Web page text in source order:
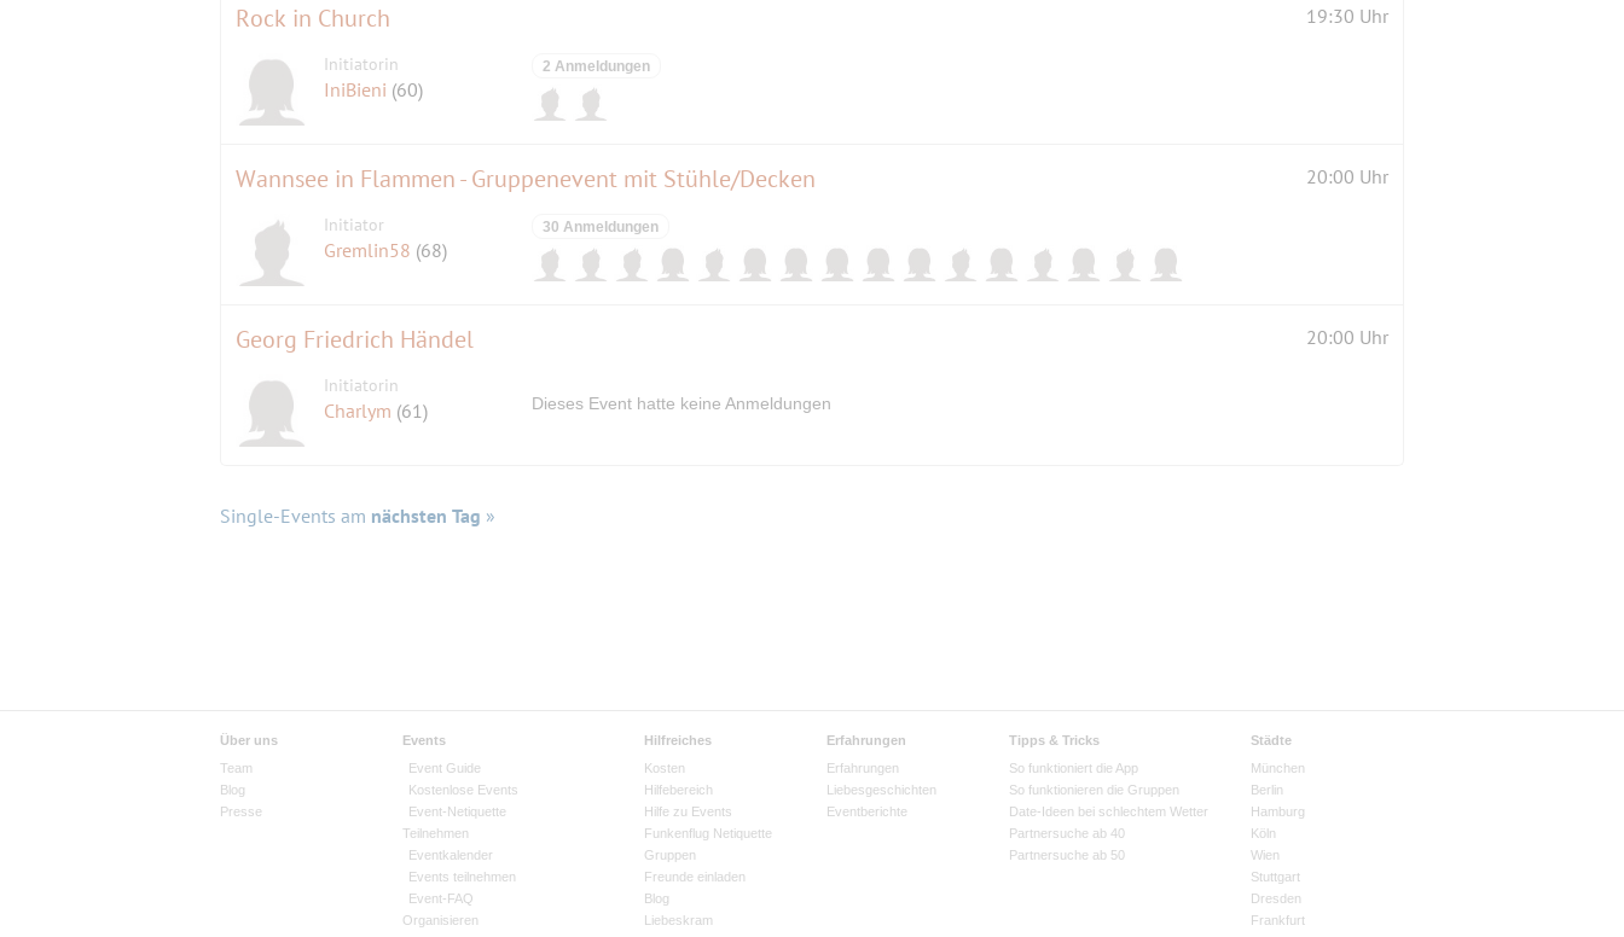
Rock in Church 19:30 Uhr
Initiatorin
IniBieni (60)
2 Anmeldungen
Wannsee in Flammen - Gruppenevent mit Stühle/Decken 20:00 Uhr
Initiator
Gremlin58 (68)
30 Anmeldungen
Georg Friedrich Händel 20:00 Uhr
Initiatorin
Charlym (61) Dieses Event hatte keine Anmeldungen
Single-Events am nächsten Tag »
Über uns
Team
Blog
Presse
Events
Event Guide
Kostenlose Events
Event-Netiquette
Teilnehmen
Eventkalender
Events teilnehmen
Event-FAQ
Organisieren
Hilfreiches
Kosten
Hilfebereich
Hilfe zu Events
Funkenflug Netiquette
Gruppen
Freunde einladen
Blog
Liebeskram
Erfahrungen
Erfahrungen
Liebesgeschichten
Eventberichte
Tipps & Tricks
So funktioniert die App
So funktionieren die Gruppen
Date-Ideen bei schlechtem Wetter
Partnersuche ab 40
Partnersuche ab 50
Städte
München
Berlin
Hamburg
Köln
Wien
Stuttgart
Dresden
Frankfurt